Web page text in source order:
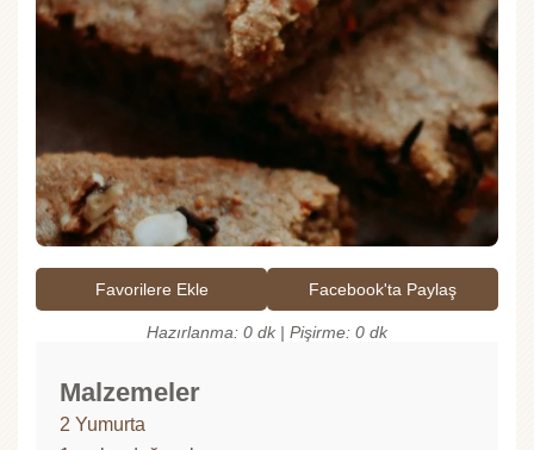
Favorilere Ekle Facebook'ta Paylaş
Hazırlanma: 0 dk | Pişirme: 0 dk
Malzemeler
2 Yumurta